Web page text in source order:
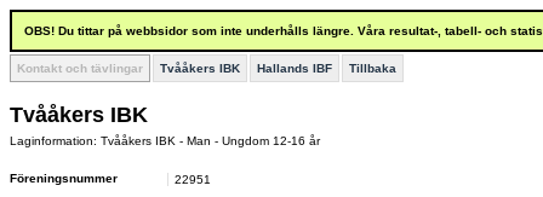
OBS! Du tittar på webbsidor som inte underhålls längre. Våra resultat-, tabell- och
Kontakt och tävlingar Tvååkers IBK Hallands IBF Tillbaka
Tvååkers IBK
Laginformation: Tvååkers IBK - Man - Ungdom 12-16 år
Föreningsnummer
22951